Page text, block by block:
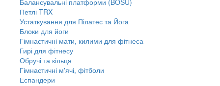
Петлі TRX
Устаткування для Пілатес та Йога
Блоки для йоги
Гімнастичні мати, килими для фітнеса
Гирі для фітнесу
Обручі та кільця
Гімнастичні м'ячі, фітболи
Еспандери